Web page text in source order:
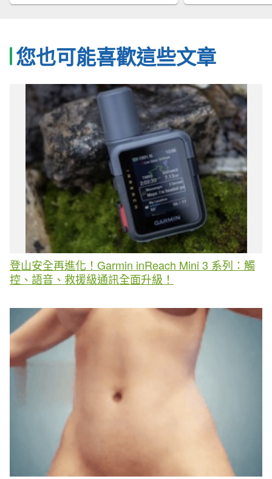
您也可能喜歡這些文章
登山安全再進化！Garmin inReach Mini 3 系列：觸
控、語音、救援級通訊全面升級！